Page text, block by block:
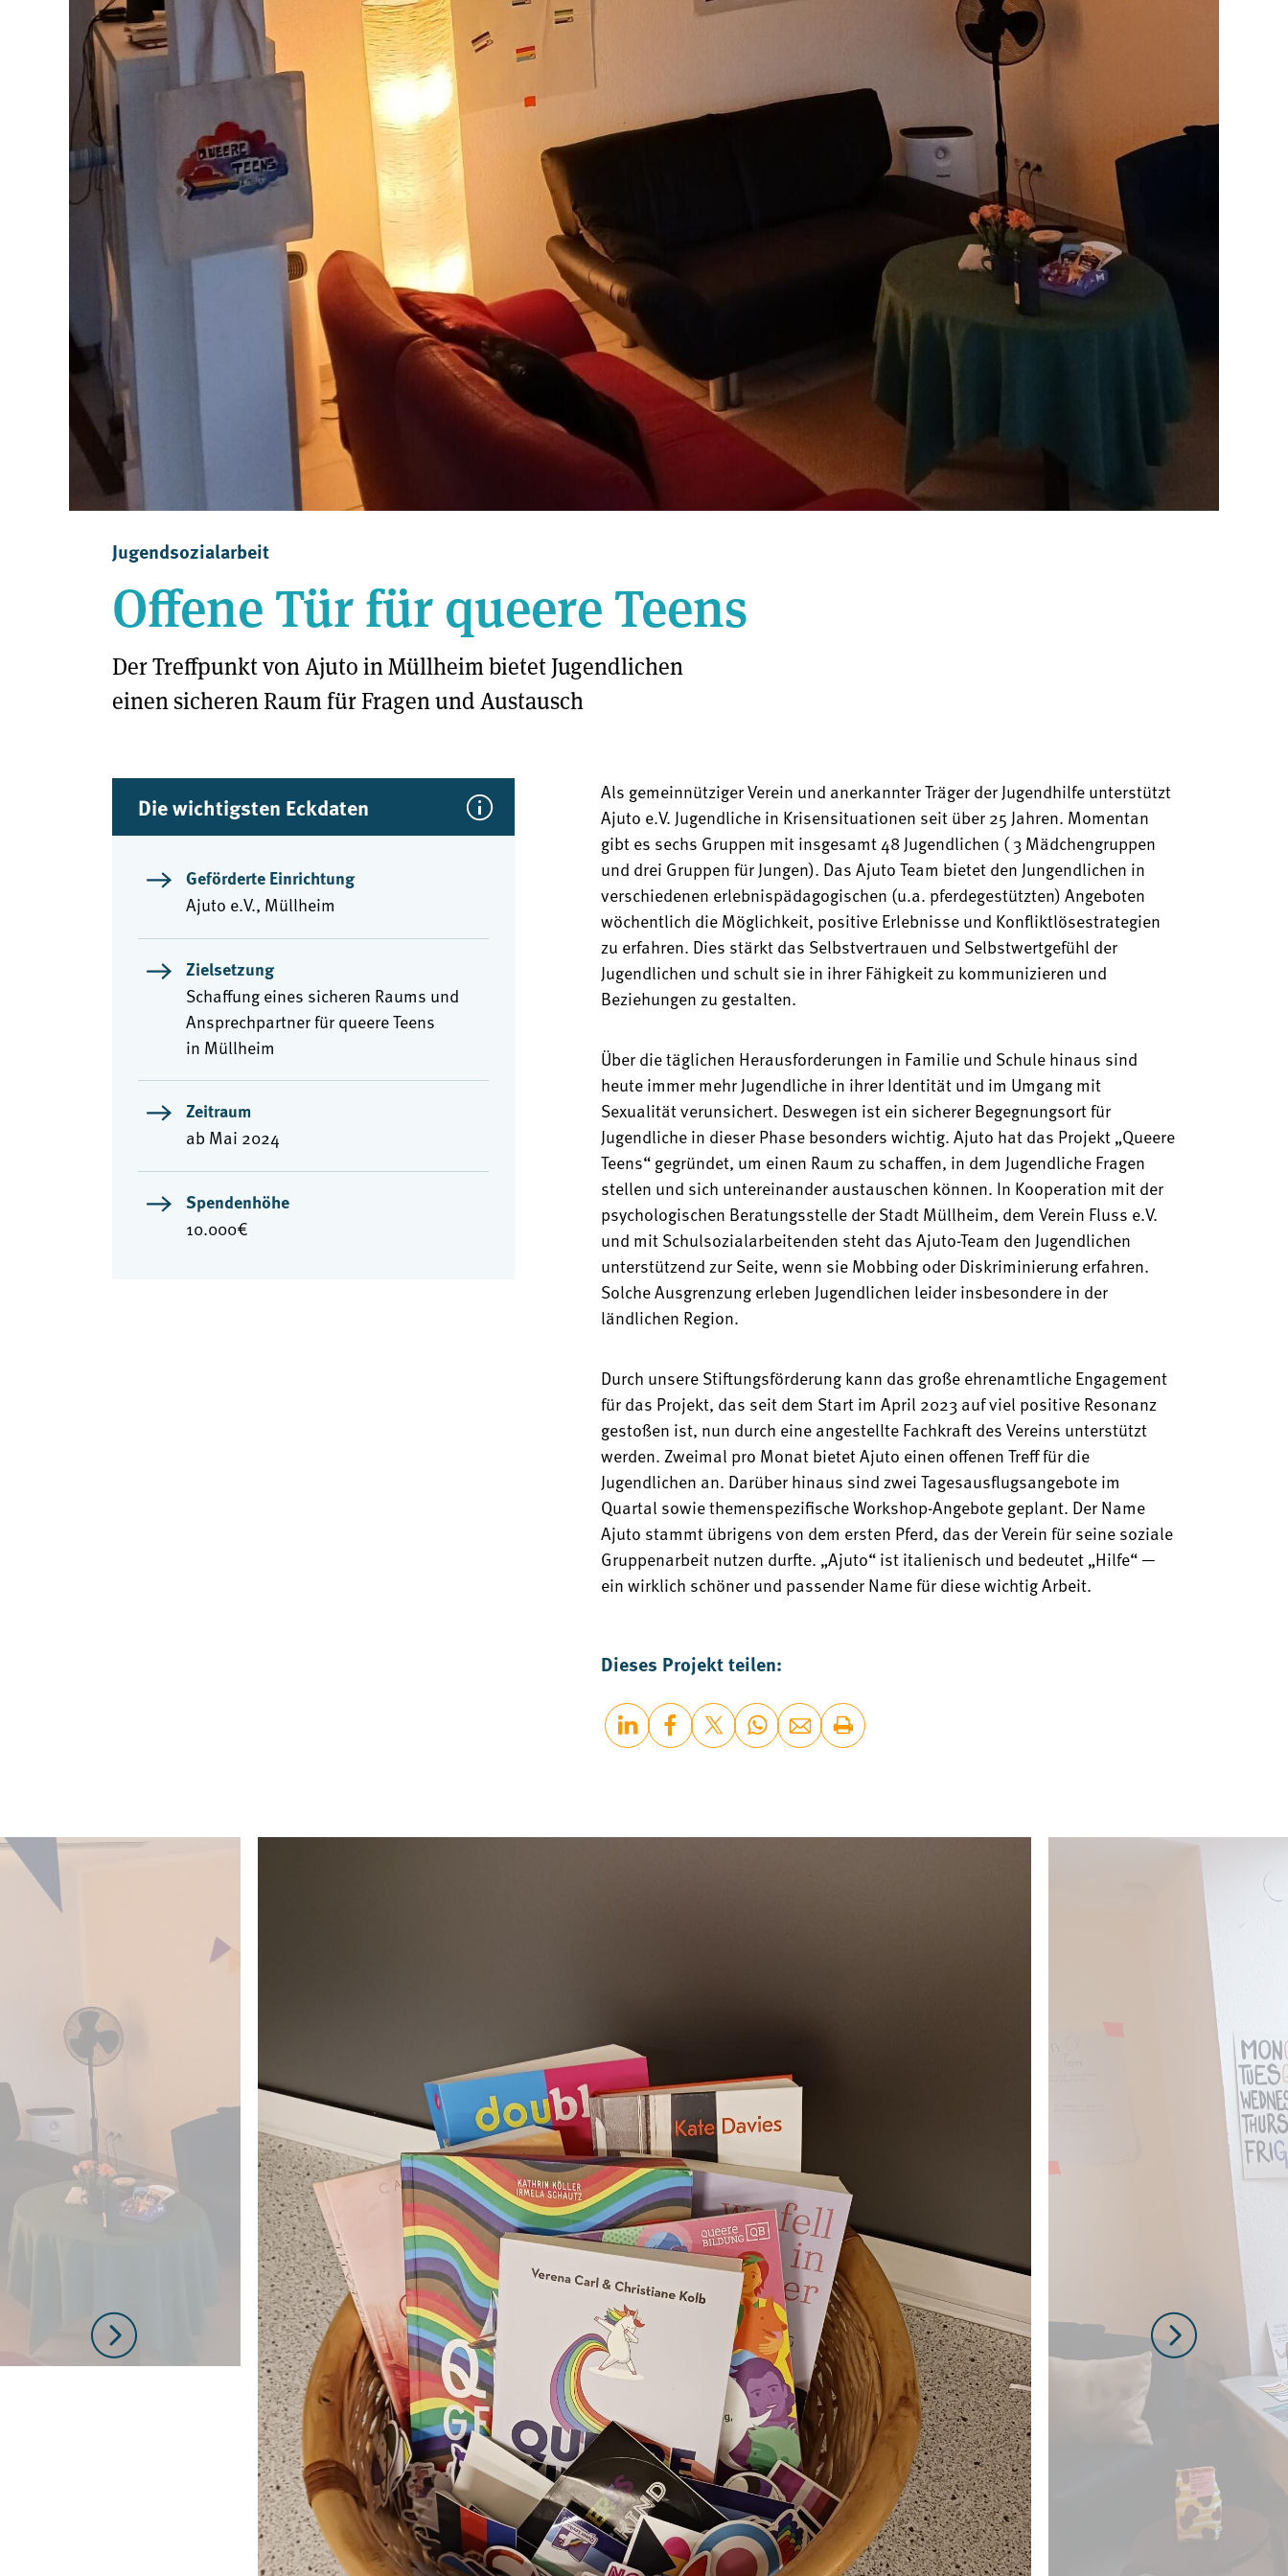
Jugendsozialarbeit
Offene Tür für queere Teens
Der Treffpunkt von Ajuto in Müllheim bietet Jugendlichen
einen sicheren Raum für Fragen und Austausch
Als gemeinnütziger Verein und anerkannter Träger der Jugendhilfe unterstützt
Ajuto e.V. Jugendliche in Krisensituationen seit über 25 Jahren. Momentan
gibt es sechs Gruppen mit insgesamt 48 Jugendlichen ( 3 Mädchengruppen
und drei Gruppen für Jungen). Das Ajuto Team bietet den Jungendlichen in
verschiedenen erlebnispädagogischen (u.a. pferdegestützten) Angeboten
wöchentlich die Möglichkeit, positive Erlebnisse und Konfliktlösestrategien
zu erfahren. Dies stärkt das Selbstvertrauen und Selbstwertgefühl der
Jugendlichen und schult sie in ihrer Fähigkeit zu kommunizieren und
Beziehungen zu gestalten.
Über die täglichen Herausforderungen in Familie und Schule hinaus sind
heute immer mehr Jugendliche in ihrer Identität und im Umgang mit
Sexualität verunsichert. Deswegen ist ein sicherer Begegnungsort für
Jugendliche in dieser Phase besonders wichtig. Ajuto hat das Projekt „Queere
Teens“ gegründet, um einen Raum zu schaffen, in dem Jugendliche Fragen
stellen und sich untereinander austauschen können. In Kooperation mit der
psychologischen Beratungsstelle der Stadt Müllheim, dem Verein Fluss e.V.
und mit Schulsozialarbeitenden steht das Ajuto-Team den Jugendlichen
unterstützend zur Seite, wenn sie Mobbing oder Diskriminierung erfahren.
Solche Ausgrenzung erleben Jugendlichen leider insbesondere in der
ländlichen Region.
Durch unsere Stiftungsförderung kann das große ehrenamtliche Engagement
für das Projekt, das seit dem Start im April 2023 auf viel positive Resonanz
gestoßen ist, nun durch eine angestellte Fachkraft des Vereins unterstützt
werden. Zweimal pro Monat bietet Ajuto einen offenen Treff für die
Jugendlichen an. Darüber hinaus sind zwei Tagesausflugsangebote im
Quartal sowie themenspezifische Workshop-Angebote geplant. Der Name
Ajuto stammt übrigens von dem ersten Pferd, das der Verein für seine soziale
Gruppenarbeit nutzen durfte. „Ajuto“ ist italienisch und bedeutet „Hilfe“ —
ein wirklich schöner und passender Name für diese wichtig Arbeit.
Dieses Projekt teilen:
Die wichtigsten Eckdaten
Geförderte Einrichtung
Ajuto e.V., Müllheim
Zielsetzung
Schaffung eines sicheren Raums und
Ansprechpartner für queere Teens
in Müllheim
Zeitraum
ab Mai 2024
Spendenhöhe
10.000€